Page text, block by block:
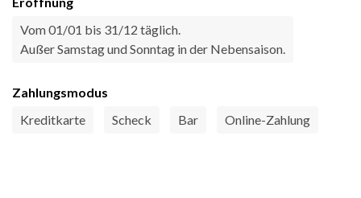
Vom 01/01 bis 31/12 täglich.
Außer Samstag und Sonntag in der Nebensaison.
Zahlungsmodus
Kreditkarte
Scheck Bar Online-Zahlung